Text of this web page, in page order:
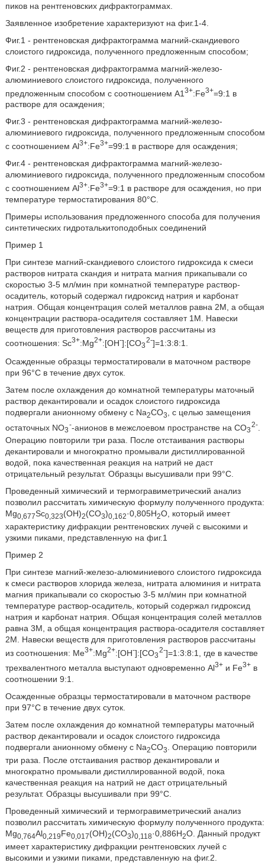
пиков на рентгеновских дифрактограммах.
Заявленное изобретение характеризуют на фиг.1-4.
Фиг.1 - рентгеновская дифрактограмма магний-скандиевого
слоистого гидроксида, полученного предложенным способом;
Фиг.2 - рентгеновская дифрактограмма магний-железо-
алюминиевого слоистого гидроксида, полученного
предложенным способом с соотношением А1 3+:Fe3+=9:1 в
растворе для осаждения;
Фиг.3 - рентгеновская дифрактограмма магний-железо-
алюминиевого гидроксида, полученного предложенным способом
с соотношением Al3+:Fe3+=99:1 в растворе для осаждения;
Фиг.4 - рентгеновская дифрактограмма магний-железо-
алюминиевого гидроксида, полученного предложенным способом
с соотношением Al3+:Fe3+=9:1 в растворе для осаждения, но при
температуре термостатирования 80°С.
Примеры использования предложенного способа для получения
синтетических гидроталькитоподобных соединений
Пример 1
При синтезе магний-скандиевого слоистого гидроксида к смеси
растворов нитрата скандия и нитрата магния прикапывали со
скоростью 3-5 мл/мин при комнатной температуре раствор-
осадитель, который содержал гидроксид натрия и карбонат
натрия. Общая концентрация солей металлов равна 2М, а общая
концентрации раствора-осадителя составляет 1М. Навески
веществ для приготовления растворов рассчитаны из
соотношения: Sc3+:Mg2+:[ОН-]:[СО3
2-]=1:3:8:1.
Осажденные образцы термостатировали в маточном растворе
при 96°С в течение двух суток.
Затем после охлаждения до комнатной температуры маточный
раствор декантировали и осадок слоистого гидроксида
подвергали анионному обмену с Na2CO3
, с целью замещения
остаточных NO3
--анионов в межслоевом пространстве на СО3
2-.
Операцию повторили три раза. После отстаивания растворы
декантировали и многократно промывали дистиллированной
водой, пока качественная реакция на натрий не даст
отрицательный результат. Образцы высушивали при 99°С.
Проведенный химический и термогравиметрический анализ
позволил рассчитать химическую формулу полученного продукта:
Mg0,677Sc0,323(OH)2(CO3)0,162·0,805Н2O, который имеет
характеристику дифракции рентгеновских лучей с высокими и
узкими пиками, представленную на фиг.1
Пример 2
При синтезе магний-железо-алюминиевого слоистого гидроксида
к смеси растворов хлорида железа, нитрата алюминия и нитрата
магния прикапывали со скоростью 3-5 мл/мин при комнатной
температуре раствор-осадитель, который содержал гидроксид
натрия и карбонат натрия. Общая концентрация солей металлов
равна 3М, а общая концентрация раствора-осадителя составляет
2М. Навески веществ для приготовления растворов рассчитаны
из соотношения: Ме3+:Mg2+:[ОН-]:[СО3
2-]=1:3:8:1, где в качестве
трехвалентного металла выступают одновременно Al3+и Fe3+в
соотношении 9:1.
Осажденные образцы термостатировали в маточном растворе
при 97°С в течение двух суток.
Затем после охлаждения до комнатной температуры маточный
раствор декантировали и осадок слоистого гидроксида
подвергали анионному обмену с Na2CO3
. Операцию повторили
три раза. После отстаивания раствор декантировали и
многократно промывали дистиллированной водой, пока
качественная реакция на натрий не даст отрицательный
результат. Образцы высушивали при 99°С.
Проведенный химический и термогравиметрический анализ
позволил рассчитать химическую формулу полученного продукта:
Mg0,764Al0,219Fe0,017(OH)2(CO3)0,118·0,886Н2O. Данный продукт
имеет характеристику дифракции рентгеновских лучей с
высокими и узкими пиками, представленную на фиг.2.